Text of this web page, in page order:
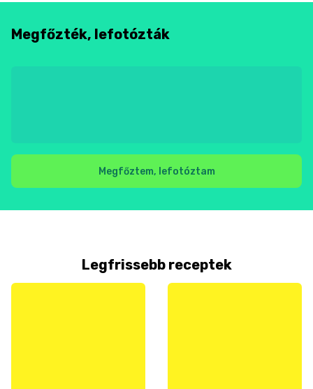
Megfőzték, lefotózták
Megfőztem, lefotóztam
Legfrissebb receptek